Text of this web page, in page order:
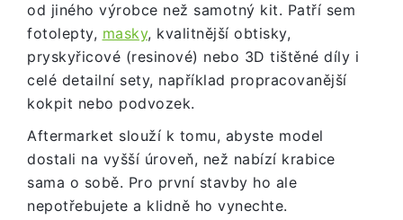
od jiného výrobce než samotný kit. Patří sem
fotolepty, masky, kvalitnější obtisky,
pryskyřicové (resinové) nebo 3D tištěné díly i
celé detailní sety, například propracovanější
kokpit nebo podvozek.
Aftermarket slouží k tomu, abyste model
dostali na vyšší úroveň, než nabízí krabice
sama o sobě. Pro první stavby ho ale
nepotřebujete a klidně ho vynechte.